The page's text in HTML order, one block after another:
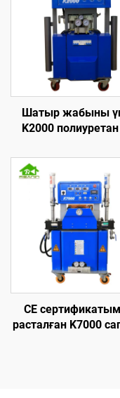
Шатыр жабыны
K2000 полиуретан
жылуоқшаулау
машинасы
CE
расталған K7000